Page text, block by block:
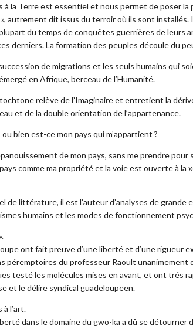
à la Terre est essentiel et nous permet de poser la
autrement dit issus du terroir où ils sont
du temps de conquêtes guerrières de leurs
derniers. La formation des peuples découle du
de migrations et les seuls humains qui
en Afrique, berceau de l’Humanité.
relève de l’Imaginaire et entretient la
et de la double orientation de l’appartenance.
bien est-ce mon pays qui m’appartient ?
de mon pays, sans me prendre
comme ma propriété et la voie est ouverte à la
de littérature, il est l’auteur d’analyses de grande
humains et les modes de fonctionnement
ont fait preuve d’une liberté et d’une rigueur
péremptoires du professeur Raoult unanimement
testé les molécules mises en avant, et ont trés
et le délire syndical guadeloupeen.
l’art.
dans le domaine du gwo-ka a dû se détourner